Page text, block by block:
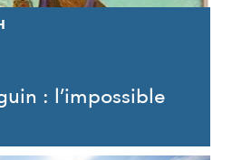
: l’impossible